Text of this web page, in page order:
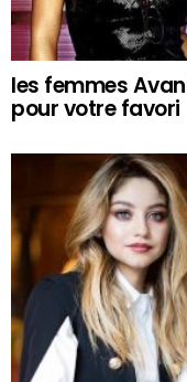
les femmes
pour votre favori